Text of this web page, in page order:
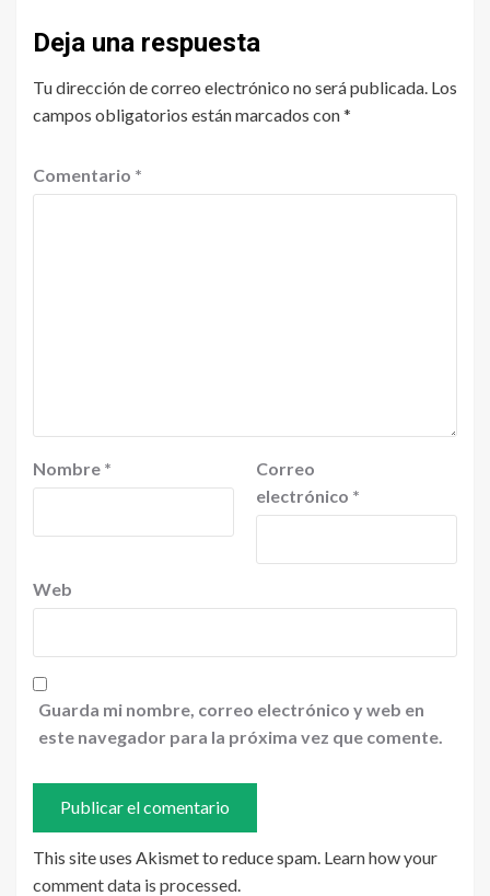
Deja una respuesta
Tu dirección de correo electrónico no será publicada. Los
campos obligatorios están marcados con*
Comentario *
Nombre *
Correo
electrónico *
Web
Guarda mi nombre, correo electrónico y web en
este navegador para la próxima vez que comente.
This site uses Akismet to reduce spam. Learn how your
comment data is processed.